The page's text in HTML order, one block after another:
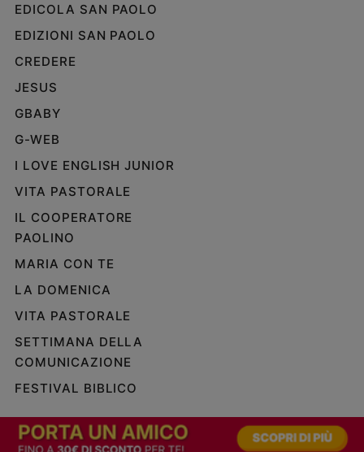
EDICOLA SAN PAOLO
EDIZIONI SAN PAOLO
CREDERE
JESUS
GBABY
G-WEB
I LOVE ENGLISH JUNIOR
VITA PASTORALE
IL COOPERATORE
PAOLINO
MARIA CON TE
LA DOMENICA
VITA PASTORALE
SETTIMANA DELLA
COMUNICAZIONE
FESTIVAL BIBLICO